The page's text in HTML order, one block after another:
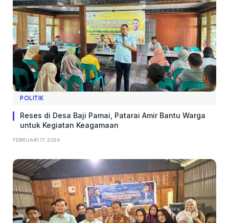
POLITIK
Reses di Desa Baji Pamai, Patarai Amir Bantu Warga
untuk Kegiatan Keagamaan
FEBRUARI 17, 2026